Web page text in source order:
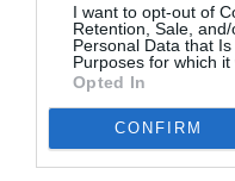
I want to opt-out of
Retention, Sale,
Personal Data that
Purposes for which it
Opted In
CONFIRM